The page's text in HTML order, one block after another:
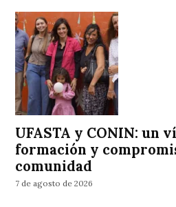
UFASTA y CONIN: un
formación y
comunidad
7 de agosto de 2026